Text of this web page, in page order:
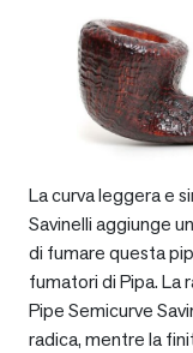
La curva leggera e
Savinelli aggiunge
di fumare questa
fumatori di Pipa. La
Pipe Semicurve
radica, mentre la